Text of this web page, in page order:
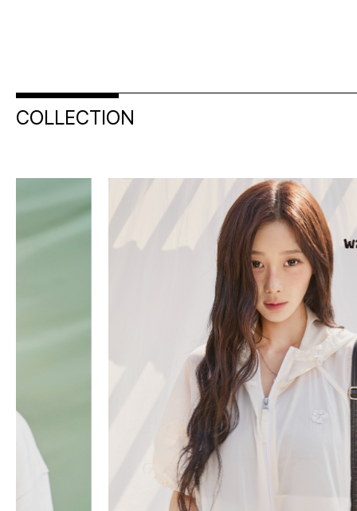
COLLECTION